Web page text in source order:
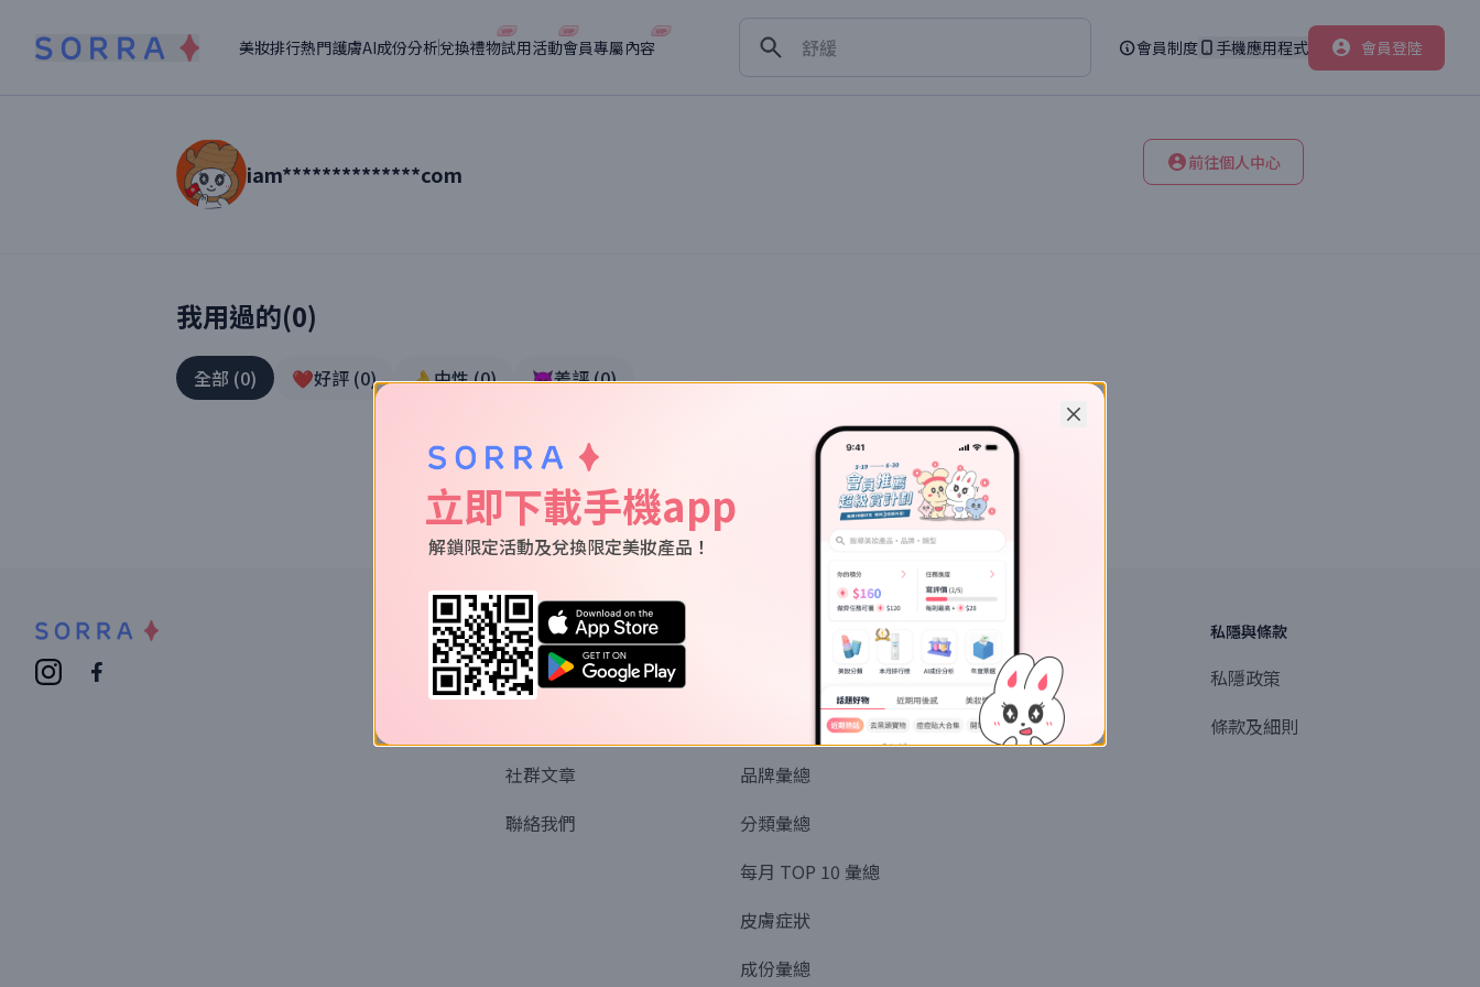
美妝排行熱門護膚AI成份分析兌換禮物試用活動會員專屬內容
舒緩
會員制度 手機應用程式 會員登陸
讀者【iam**************com 】美妝真實體驗
iam**************com 前往個人中心
我用過的(0)
全部 (0) ❤️好評 (0) 👌中性(0) 👿差評(0)
關於我們
認識SORRA
社群文章
聯絡我們
品牌彙總
分類彙總
每月 TOP 10 彙總
皮膚症狀
成份彙總
探索
商業或媒體聯絡
產品提名
私隱與條款
私隱政策
條款及細則
立即下載手機app
解鎖限定活動及兌換限定美妝產品！